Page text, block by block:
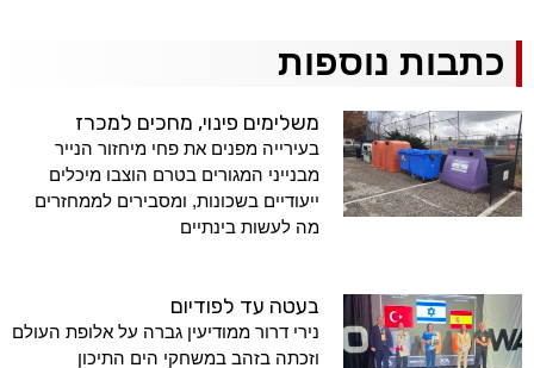
כתבות נוספות
משלימים פינוי, מחכים למכרז
בעירייה מפנים את פחי מיחזור הנייר
מבנייני המגורים בטרם הוצבו מיכלים
ייעודיים בשכונות, ומסבירים לממחזרים
מה לעשות בינתיים
בעטה עד לפודיום
נירי דרור ממודיעין גברה על אלופת העולם
וזכתה בזהב במשחקי הים התיכון